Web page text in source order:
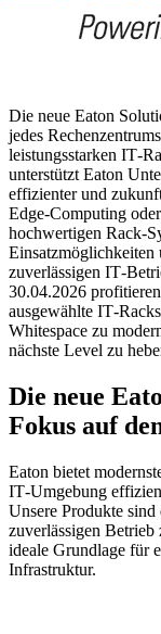
Die neue Eaton
jedes
leistungsstarken
unterstützt Eaton
effizienter und
Edge‑Computing
hochwertigen
zuverlässigen
30.04.2026
ausgewählte
Whitespace zu
nächste Level zu
Die neue
Fokus auf
Eaton bietet
IT‑Umgebung
Unsere Produkte sind
zuverlässigen
ideale Grundlage für
Infrastruktur.